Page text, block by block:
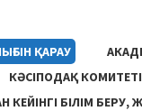
ҚАРАУ
КӘСІПОДАҚ
КЕЙІНГІ БІЛІМ